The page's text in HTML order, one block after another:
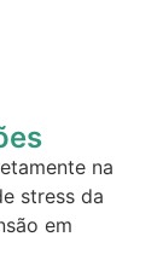
na
stress da
em